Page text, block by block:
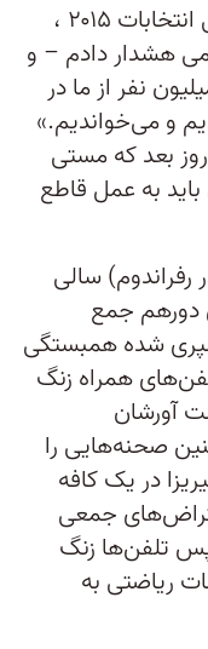
خاطرم هست در تعامل‌های حواشی انتخابات ۲۰۱۵ ،
هشدار دادم – و
نفر از ما در
و می‌خواندیم.»
بعد که مستی
به عمل قاطع
سالی
دورهم جمع
شده همبستگی
همراه زنگ
آورشان
صحنه‌هایی را
در یک کافه
جمعی
و سپس تلفن‌ها زنگ
ریاضتی به